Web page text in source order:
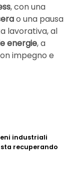
, con una
o una pausa
lavorativa, al
energie, a
impegno e
industriali
recuperando